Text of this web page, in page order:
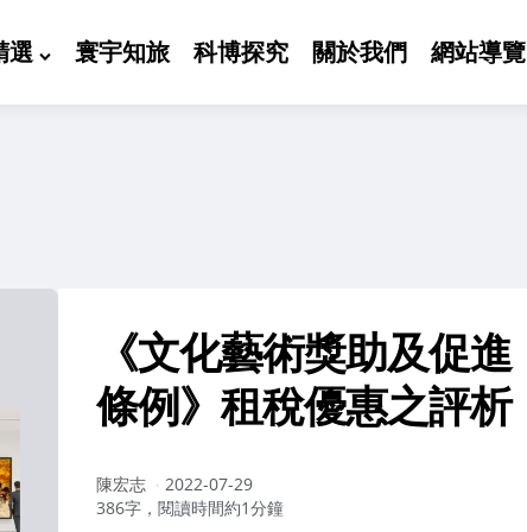
選 寰宇知旅 科博探究 關於我們 網站導覽
《文化藝術獎助及促進
條例》租稅優惠之評析
作
者：
陳宏志
2022-07-29
386字，閱讀時間約1分鐘